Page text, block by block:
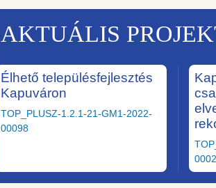
AKTUÁLIS
Élhető településfejlesztés
Kapuváron
TOP_PLUSZ-1.2.1-21-GM1-2022-
00098